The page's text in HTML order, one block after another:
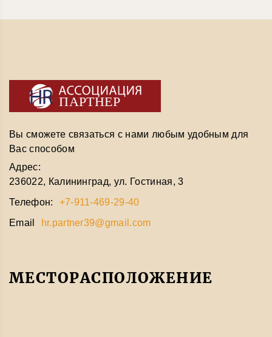
Вы сможете связаться с нами любым удобным для
Вас способом
Адрес:
236022, Калининград, ул. Гостиная, 3
Телефон:
+7-911-469-29-40
Email
hr.partner39@gmail.com
МЕСТОРАСПОЛОЖЕНИЕ